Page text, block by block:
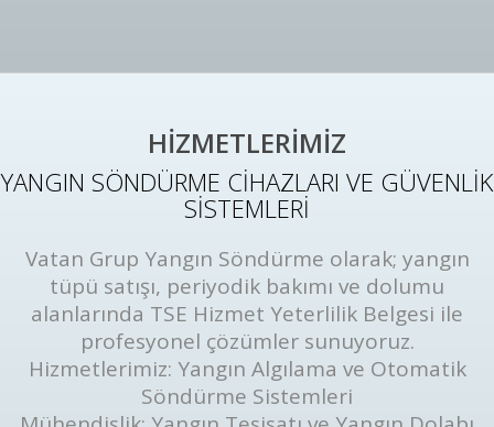
HİZMETLERİMİZ
YANGIN SÖNDÜRME CİHAZLARI VE GÜVENLİK
SİSTEMLERİ
Vatan Grup Yangın Söndürme olarak; yangın
tüpü satışı, periyodik bakımı ve dolumu
alanlarında TSE Hizmet Yeterlilik Belgesi ile
profesyonel çözümler sunuyoruz.
Hizmetlerimiz: Yangın Algılama ve Otomatik
Söndürme Sistemleri